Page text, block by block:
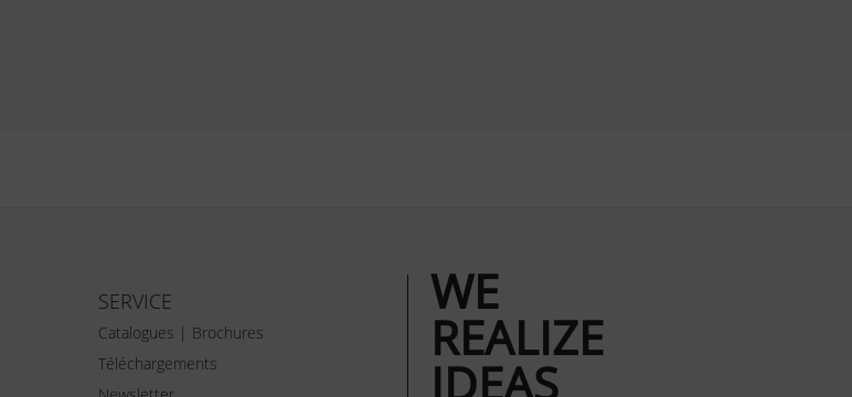
SERVICE
Catalogues | Brochures
Téléchargements
WE
REALIZE
IDEAS